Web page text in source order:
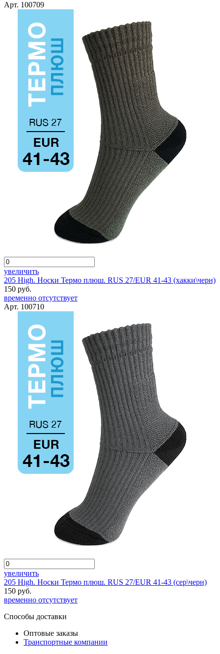
Арт. 100709
увеличить
205 High. Носки Термо плюш. RUS 27/EUR 41-43 (хакки\черн)
150 руб.
временно отсутствует
Арт. 100710
увеличить
205 High. Носки Термо плюш. RUS 27/EUR 41-43 (сер\черн)
150 руб.
временно отсутствует
Способы доставки
Оптовые заказы
Транспортные компании